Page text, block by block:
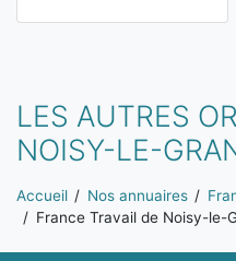
LES AUTRES
NOISY-LE-
Vous êtes ici:
Accueil Nos annuaires
France Travail de Noisy-le-